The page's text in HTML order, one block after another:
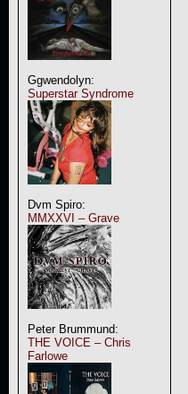
Ggwendolyn:
Superstar Syndrome
Dvm Spiro:
MMXXVI – Grave
Peter Brummund:
THE VOICE – Chris
Farlowe